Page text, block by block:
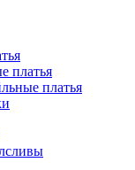
платья
платья